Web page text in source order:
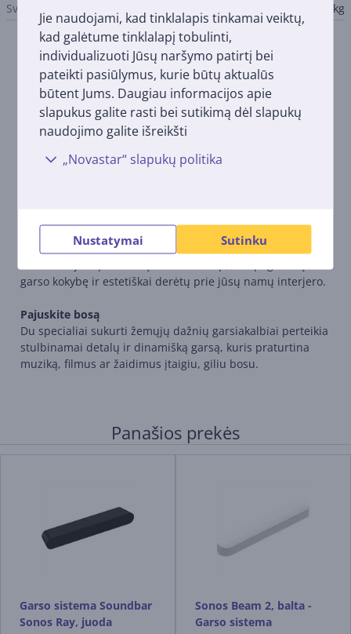
Jie naudojami, kad tinklalapis tinkamai veiktų,
kad galėtume tinklalapį tobulinti,
individualizuoti Jūsų naršymo patirtį bei
pateikti pasiūlymus, kurie būtų aktualūs
būtent Jums. Daugiau informacijos apie
slapukus galite rasti bei sutikimą dėl slapukų
naudojimo galite išreikšti
„Novastar“ slapukų politika
Nustatymai Sutinku
Svoris
6,35 kg
Aprašymas
Aukščiausios kokybės garsas
Dauguma žemųjų dažnių garsiakalbių, perkeldami
didelius oro kiekius, ima drebėti ir skleisti pašalinius
garsiakalbiai įtaisyti priešingose pusėse vienas prieš kitą,
Išskirtinis dizainas
Kiekviena Sub Mini detalė – nuo unikalios „O“ formos iki
garso kokybę ir estetiškai derėtų prie jūsų namų interjero.
Pajuskite bosą
Du specialiai sukurti žemųjų dažnių garsiakalbiai perteikia
stulbinamai detalų ir dinamišką garsą, kuris praturtina
muziką, filmus ar žaidimus įtaigiu, giliu bosu.
Panašios prekės
Garso sistema Soundbar
Sonos Ray, juoda
Sonos Beam 2, balta -
Garso sistema